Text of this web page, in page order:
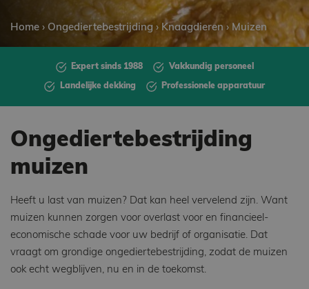
Home › Ongediertebestrijding › Knaagdieren › Muizen
Expert sinds 1988 Vakkundig personeel
Landelijke dekking Professionele apparatuur
Ongediertebestrijding
muizen
Heeft u last van muizen? Dat kan heel vervelend zijn. Want
muizen kunnen zorgen voor overlast voor en financieel-
economische schade voor uw bedrijf of organisatie. Dat
vraagt om grondige ongediertebestrijding, zodat de muizen
ook echt wegblijven, nu en in de toekomst.